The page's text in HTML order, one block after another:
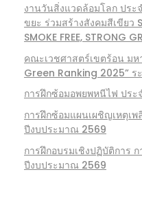
งานวันสิ่งแวดล้อมโลก ประ
ขยะ ร่วมสร้างสังคมสีเขียว
SMOKE FREE, STRONG
คณะเวชศาสตร์เขตร้อน มห
Green Ranking 2025” ร
การฝึกซ้อมอพยพหนีไฟ ปร
การฝึกซ้อมแผนเผชิญเหตุเพ
ปีงบประมาณ 2569
การฝึกอบรมเชิงปฏิบัติการ
ปีงบประมาณ 2569